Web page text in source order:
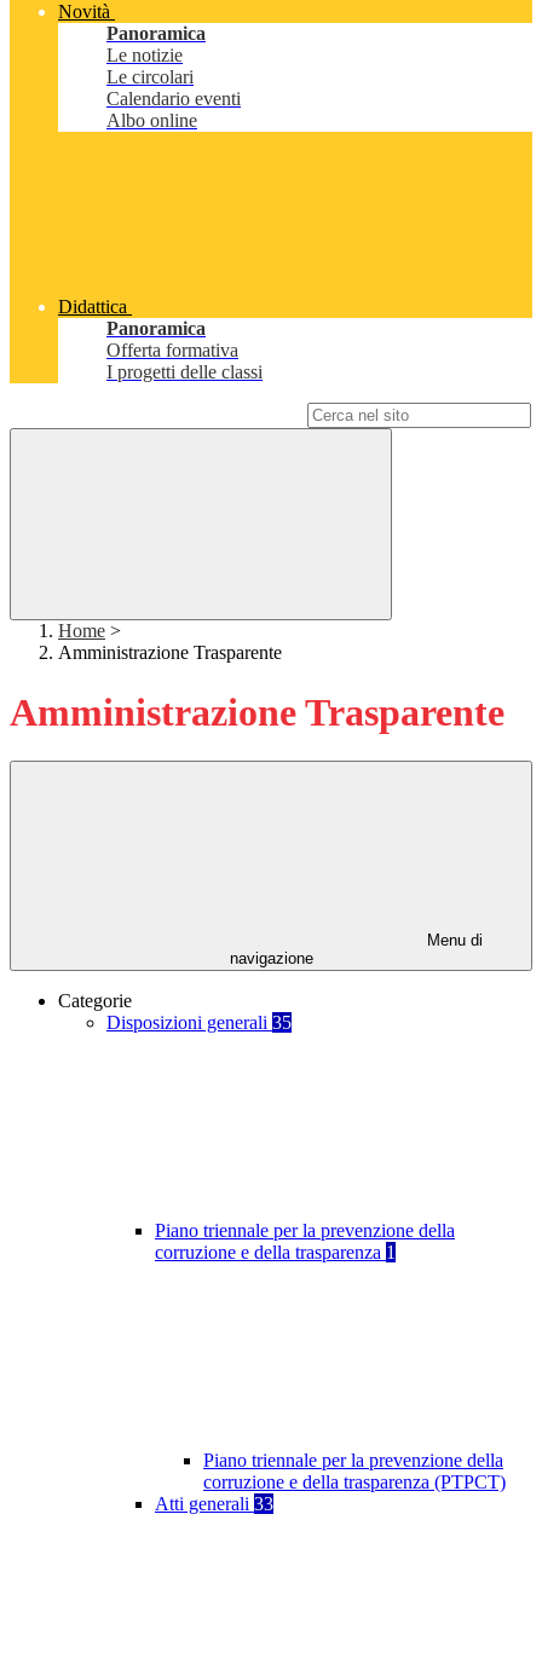
Novità
Panoramica
Le notizie
Le circolari
Calendario eventi
Albo online
Didattica
Panoramica
Offerta formativa
I progetti delle classi
Home >
Amministrazione Trasparente
Amministrazione Trasparente
Menu di
navigazione
Categorie
Disposizioni generali 35
Piano triennale per la prevenzione della
corruzione e della trasparenza 1
Piano triennale per la prevenzione della
corruzione e della trasparenza (PTPCT)
Atti generali 33